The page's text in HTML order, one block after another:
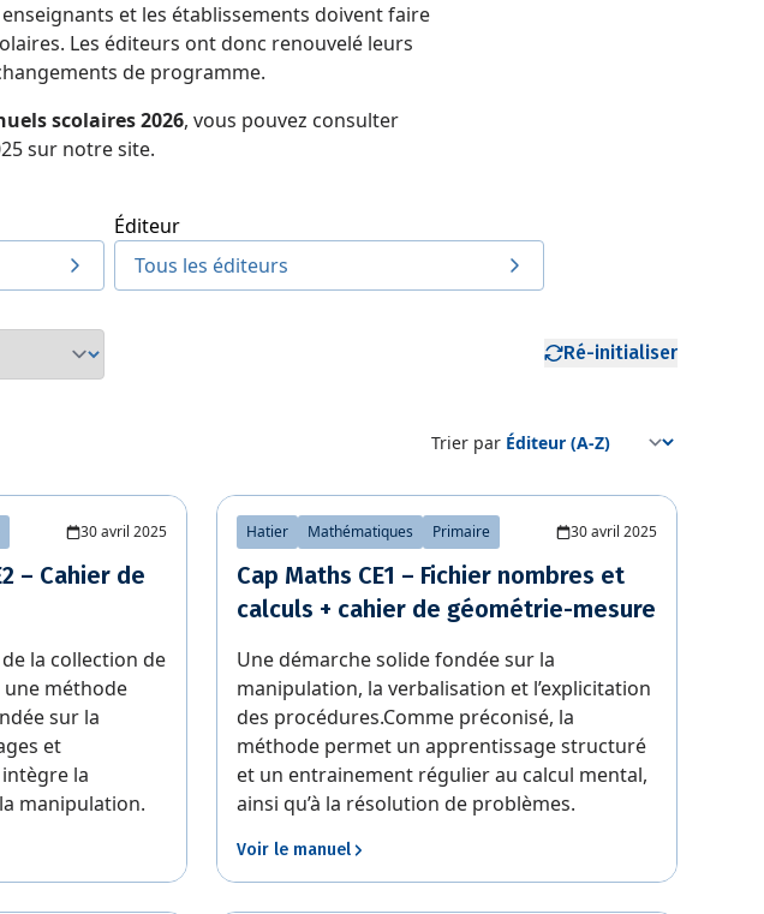
et les établissements doivent faire
Les éditeurs ont donc renouvelé leurs
de programme.
scolaires 2026, vous pouvez consulter
sur notre site.
Éditeur
Tous les éditeurs
Ré-initialiser
Trier par
30 avril 2025
– Cahier de
la collection de
méthode
sur la
et
la
manipulation.
Hatier Mathématiques Primaire 30 avril 2025
Cap Maths CE1 – Fichier nombres et
calculs + cahier de géométrie-mesure
Une démarche solide fondée sur la
manipulation, la verbalisation et l’explicitation
des procédures.Comme préconisé, la
méthode permet un apprentissage structuré
et un entrainement régulier au calcul mental,
ainsi qu’à la résolution de problèmes.
Voir le manuel